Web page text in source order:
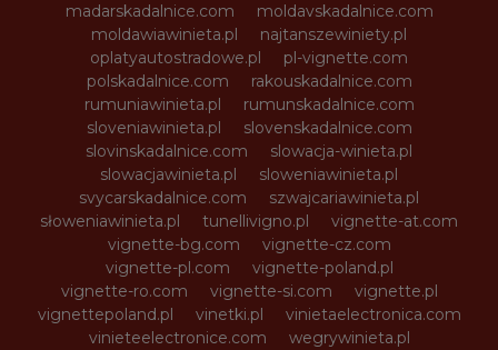
madarskadalnice.com
moldavskadalnice.com
moldawiawinieta.pl
najtanszewiniety.pl
oplatyautostradowe.pl
pl-vignette.com
polskadalnice.com
rakouskadalnice.com
rumuniawinieta.pl
rumunskadalnice.com
sloveniawinieta.pl
slovenskadalnice.com
slovinskadalnice.com
slowacja-winieta.pl
slowacjawinieta.pl
sloweniawinieta.pl
svycarskadalnice.com
szwajcariawinieta.pl
słoweniawinieta.pl
tunellivigno.pl
vignette-at.com
vignette-bg.com
vignette-cz.com
vignette-pl.com
vignette-poland.pl
vignette-ro.com
vignette-si.com
vignette.pl
vignettepoland.pl
vinetki.pl
vinietaelectronica.com
vinieteelectronice.com
wegrywinieta.pl